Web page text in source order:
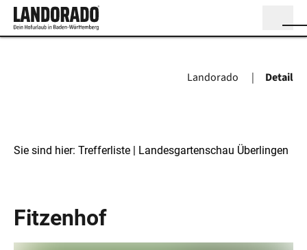
Detail
Sie sind hier: Trefferliste | Landesgartenschau Überlingen
Fitzenhof